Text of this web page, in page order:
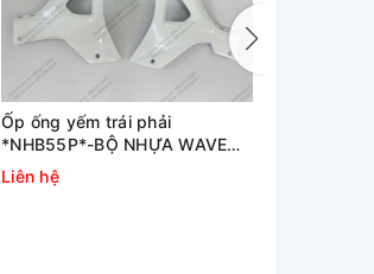
Ốp ống yếm trái phải
*NHB55P*-BỘ NHỰA WAVE
BLADE SỐ TRẮNG ĐEN
THƯỜNG
Liên hệ